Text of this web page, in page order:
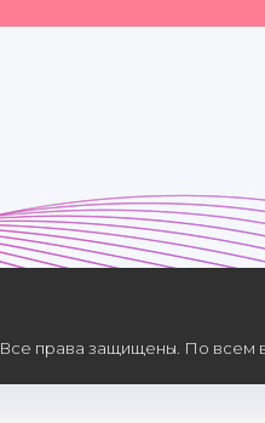
Все права защищены. По всем